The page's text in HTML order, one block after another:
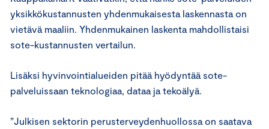
yksikkökustannusten yhdenmukaisesta laskennasta on
vietävä maaliin. Yhdenmukainen laskenta mahdollistaisi
sote-kustannusten vertailun.
Lisäksi hyvinvointialueiden pitää hyödyntää sote-
palveluissaan teknologiaa, dataa ja tekoälyä.
”Julkisen sektorin perusterveydenhuollossa on saatava